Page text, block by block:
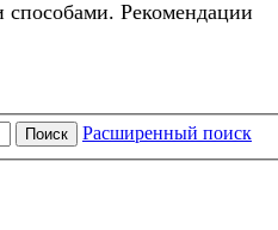
способами. Рекомендации
Поиск Расширенный поиск